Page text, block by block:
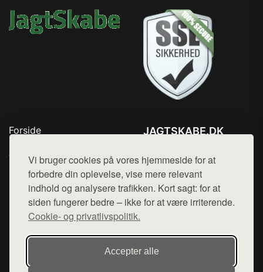
Vi bruger cookies på vores hjemmeside for at
forbedre din oplevelse, vise mere relevant
indhold og analysere trafikken. Kort sagt: for at
siden fungerer bedre – ikke for at være irriterende.
Cookie- og privatlivspolitik.
Accepter alle
Forside
Top Rabatter
Blog
Kontakt
JAGTSKABE.DK
Mail: hej@want.dk
Cookie- og privatlivspolitik
Denne side er en del af want.dk, der udgiver en række
hjemmesider med præsentation af forskellige produkter fra